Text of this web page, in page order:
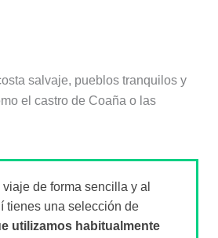
salvaje, pueblos tranquilos y
el castro de Coaña o las
de forma sencilla y al
tienes una selección de
utilizamos habitualmente